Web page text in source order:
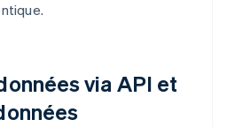
via API et